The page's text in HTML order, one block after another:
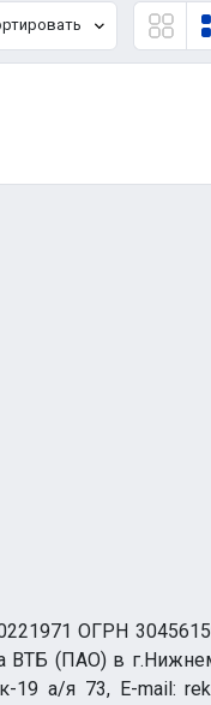
ОГРН
ВТБ (ПАО) в
19 а/я 73, E-mail: